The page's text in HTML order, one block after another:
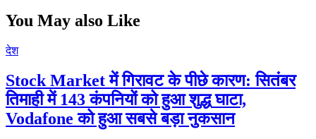
You May also Like
देश
Stock Market में गिरावट के पीछे कारण: सितंबर
तिमाही में 143 कंपनियों को हुआ शुद्ध घाटा,
Vodafone को हुआ सबसे बड़ा नुकसान